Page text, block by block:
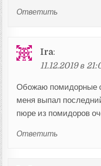
Ответить
Ira:
11.12.2019 в
Обожаю помидорные
меня выпал
пюре из помидоров
Ответить